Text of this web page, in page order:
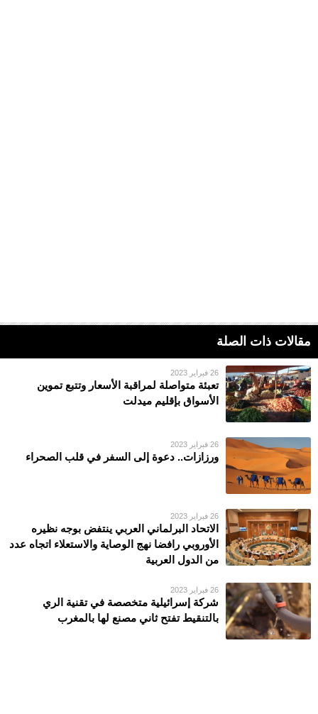
مقالات ذات الصلة
26 فبراير 2023
تعبئة متواصلة لمراقبة الأسعار وتتبع تموين
الأسواق بإقليم ميدلت
26 فبراير 2023
ورزازات.. دعوة إلى السفر في قلب الصحراء
26 فبراير 2023
الاتحاد البرلماني العربي ينتفض بوجه نظيره
الأوروبي رافضا نهج الوصاية والاستعلاء اتجاه عدد
من الدول العربية
26 فبراير 2023
شركة إسرائيلية متخصصة في تقنية الري
بالتنقيط تفتح ثاني مصنع لها بالمغرب